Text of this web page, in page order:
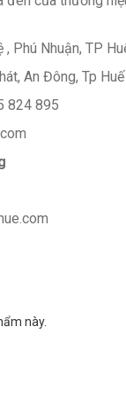
, Phú Nhuận, TP
An Đông, Tp Huế
824 895
này.